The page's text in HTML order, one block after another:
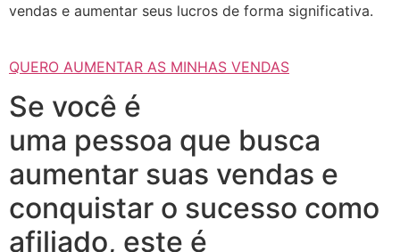
vendas e aumentar seus lucros de forma significativa.
QUERO AUMENTAR AS MINHAS VENDAS
Se você é
uma pessoa que busca
aumentar suas vendas e
conquistar o sucesso como
afiliado, este é